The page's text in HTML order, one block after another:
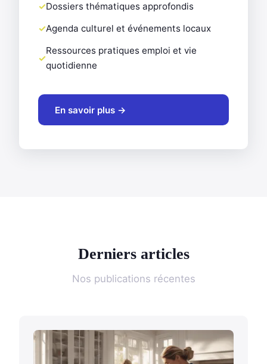
Dossiers thématiques approfondis
Agenda culturel et événements locaux
Ressources pratiques emploi et vie
quotidienne
En savoir plus →
Derniers articles
Nos publications récentes